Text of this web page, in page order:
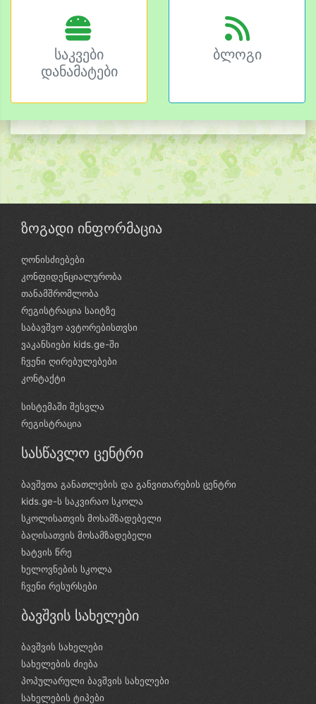
საკვები
დანამატები
ბლოგი
ზოგადი ინფორმაცია
ღონისძიებები
კონფიდენციალურობა
თანამშრომლობა
რეგისტრაცია საიტზე
საბავშვო ავტორებისთვსი
ვაკანსიები kids.ge-ში
ჩვენი ღირებულებები
კონტაქტი
სისტემაში შესვლა
რეგისტრაცია
სასწავლო ცენტრი
ბავშვთა განათლების და განვითარების ცენტრი
kids.ge-ს საკვირაო სკოლა
სკოლისათვის მოსამზადებელი
ბაღისათვის მოსამზადებელი
ხატვის წრე
ხელოვნების სკოლა
ჩვენი რესურსები
ბავშვის სახელები
ბავშვის სახელები
სახელების ძიება
პოპულარული ბავშვის სახელები
სახელების ტიპები